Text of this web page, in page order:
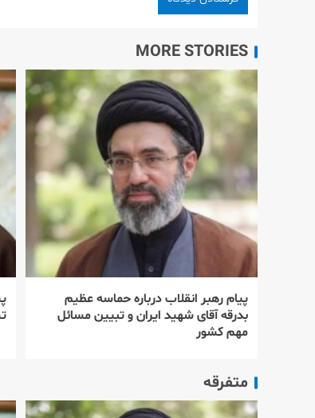
MORE STORIES
پیام رهبر انقلاب درباره حماسه عظیم
بدرقه آقای شهید ایران و تبیین مسائل
مهم کشور
متفرقه